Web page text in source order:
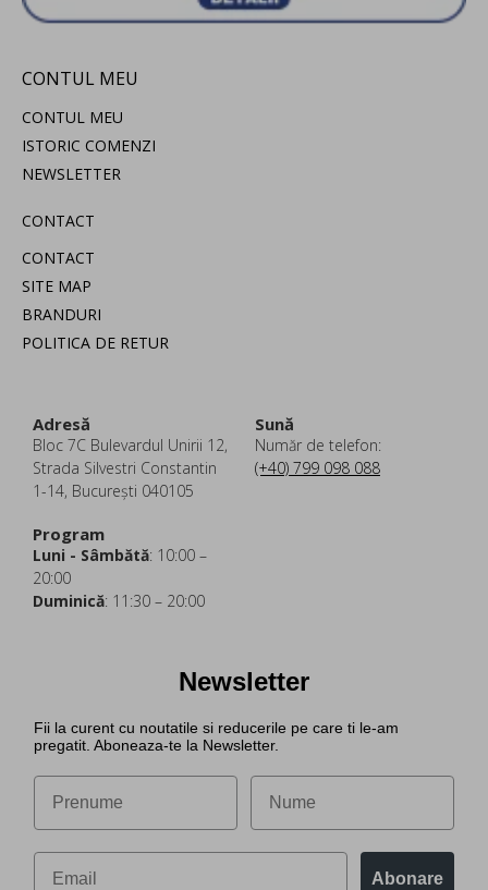
CONTUL MEU
CONTUL MEU
ISTORIC COMENZI
NEWSLETTER
CONTACT
CONTACT
SITE MAP
BRANDURI
POLITICA DE RETUR
Adresă
Bloc 7C Bulevardul Unirii 12,
Strada Silvestri Constantin
1-14, București 040105
Sună
Număr de telefon:
(+40) 799 098 088
Program
Luni - Sâmbătă: 10:00 –
20:00
Duminică: 11:30 – 20:00
Newsletter
Fii la curent cu noutatile si reducerile pe care ti le-am
pregatit. Aboneaza-te la Newsletter.
Abonare